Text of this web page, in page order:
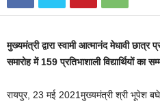
मुख्यमंत्री द्वारा स्वामी आत्मानंद मेधावी छात्र
समारोह में 159 प्रतिभाशाली विद्यार्थियों का
रायपुर, 23 मई 2021मुख्यमंत्री श्री भूपेश